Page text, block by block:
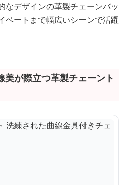
なデザインの革製チェーンバッ
ベートまで幅広いシーンで活躍
美が際立つ革製チェーント